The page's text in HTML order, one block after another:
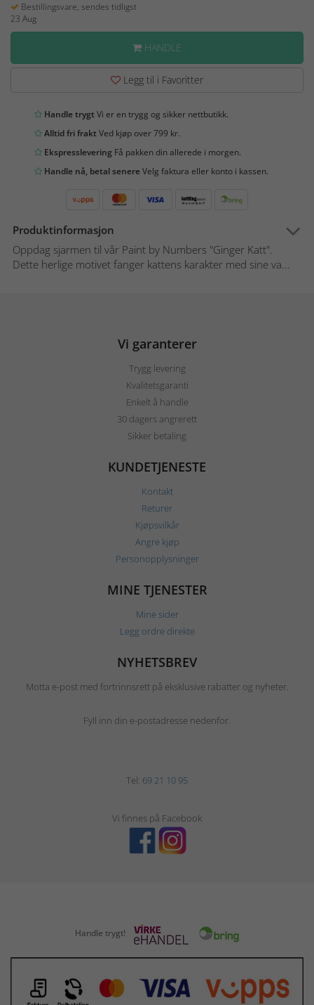
Bestillingsvare, sendes tidligst
23 Aug
HANDLE
Legg til i Favoritter
Handle trygtVi er en trygg og sikker nettbutikk.
Alltid fri fraktVed kjøp over 799 kr.
Ekspresslevering Få pakken din allerede i morgen.
Handle nå, betal senereVelg faktura eller konto i kassen.
Produktinformasjon
Oppdag sjarmen til vår Paint by Numbers "Ginger Katt".
Dette herlige motivet fanger kattens karakter med sine va...
Vi garanterer
Trygg levering
Kvalitetsgaranti
Enkelt å handle
30 dagers angrerett
Sikker betaling
KUNDETJENESTE
Kontakt
Returer
Kjøpsvilkår
Angre kjøp
Personopplysninger
MINE TJENESTER
Mine sider
Legg ordre direkte
NYHETSBREV
Motta e-post med fortrinnsrett på eksklusive rabatter og nyheter.
Fyll inn din e-postadresse nedenfor.
Tel: 69 21 10 95
Vi finnes på Facebook
Handle trygt!